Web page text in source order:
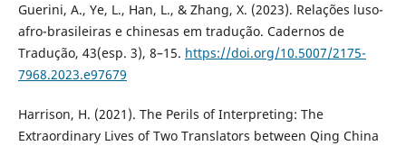
Guerini, A., Ye, L., Han, L., & Zhang, X. (2023). Relações luso-
afro-brasileiras e chinesas em tradução. Cadernos de
Tradução, 43(esp. 3), 8–15. https://doi.org/10.5007/2175-
7968.2023.e97679
Harrison, H. (2021). The Perils of Interpreting: The
Extraordinary Lives of Two Translators between Qing China